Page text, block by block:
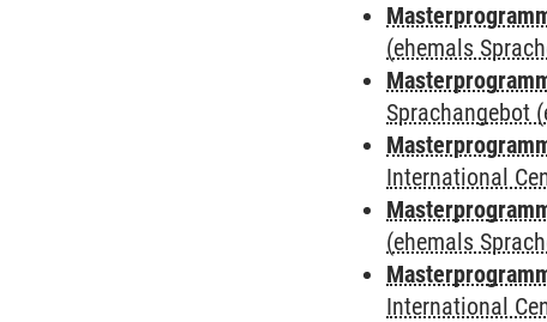
(ehemals
Sprachangebot
International
(ehemals
International